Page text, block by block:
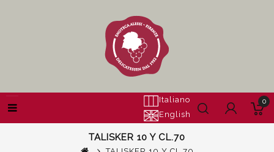
Italiano
English
0
TALISKER 10 Y CL.70